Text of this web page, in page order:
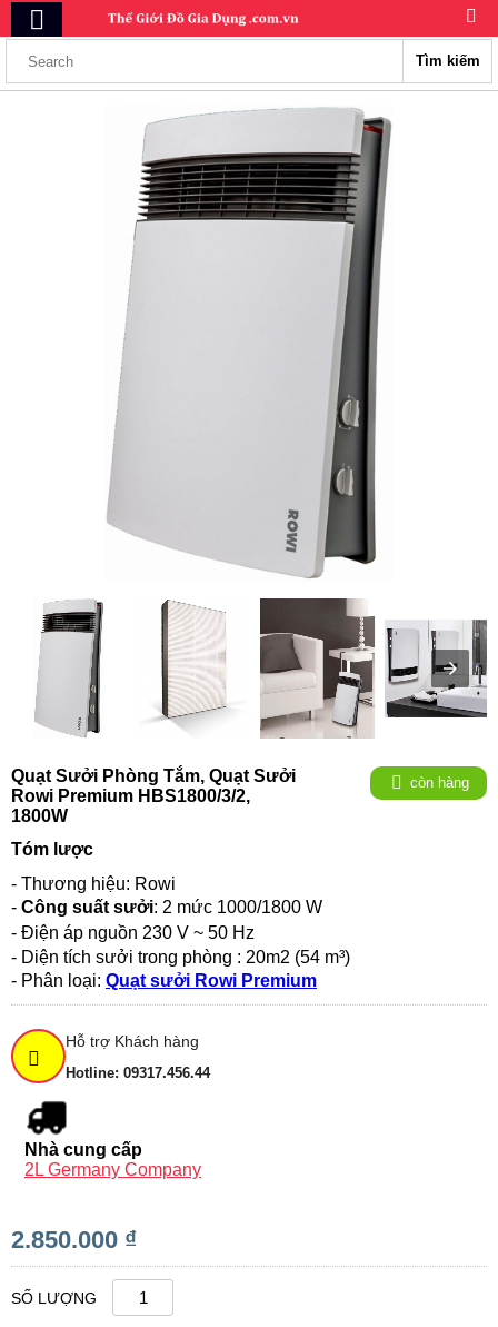
Tìm kiếm
Quạt Sưởi Phòng Tắm, Quạt Sưởi
Rowi Premium HBS1800/3/2,
1800W
còn hàng
Tóm lược
- Thương hiệu: Rowi
- Công suất sưởi: 2 mức 1000/1800 W
- Điện áp nguồn 230 V ~ 50 Hz
- Diện tích sưởi trong phòng : 20m2 (54 m³)
- Phân loại: Quạt sưởi Rowi Premium
Hỗ trợ Khách hàng
Hotline: 09317.456.44
Nhà cung cấp
2L Germany Company
2.850.000 ₫
SỐ LƯỢNG